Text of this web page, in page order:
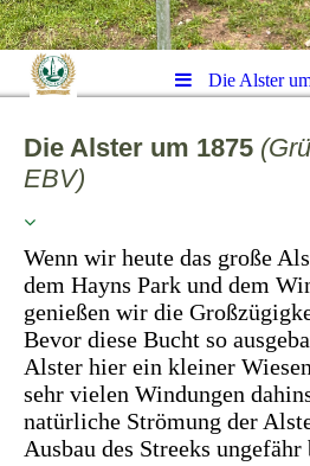
Die Alster
Die Alster um 1875
EBV)
Wenn wir heute das große
dem Hayns Park und dem
genießen wir die
Bevor diese Bucht so
Alster hier ein kleiner
sehr vielen Windungen
natürliche Strömung der
Ausbau des Streeks